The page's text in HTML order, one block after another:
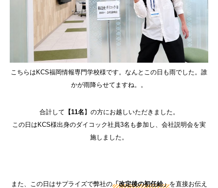
こちらはKCS福岡情報専門学校様です。なんとこの日も雨でした。誰
かが雨降らせてますね。。
合計して 【11名 】の方にお越しいただきました。
この日はKCS様出身のダイコック社員3名も参加し、会社説明会を実
施しました。
また、この日はサプライズで弊社の「改定後の初任給」を直接お伝え